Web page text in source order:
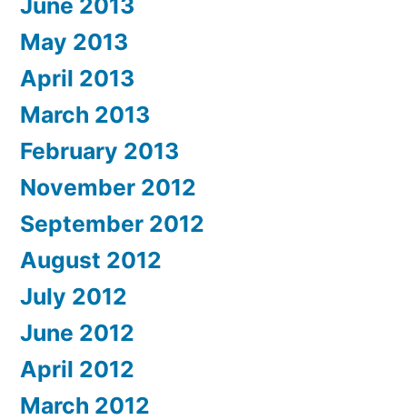
May 2013
April 2013
March 2013
February 2013
November 2012
September 2012
August 2012
July 2012
June 2012
April 2012
March 2012